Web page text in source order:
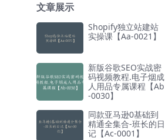
文章展示
Shopify独立站建站
实操课【Aa-0021】
新版谷歌SEO实战密
码视频教程.电子烟成
人用品专属课程【Ab
-0030】
同款亚马逊0基础到
精通全集合-班长的日
记【Ac-0001】